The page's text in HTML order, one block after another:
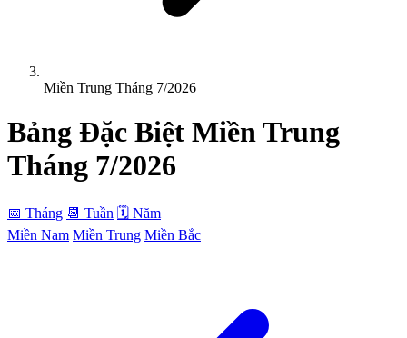
Miền Trung Tháng 7/2026
Bảng Đặc Biệt Miền Trung
Tháng 7/2026
📅 Tháng 📆 Tuần 🗓 Năm
Miền Nam Miền Trung Miền Bắc